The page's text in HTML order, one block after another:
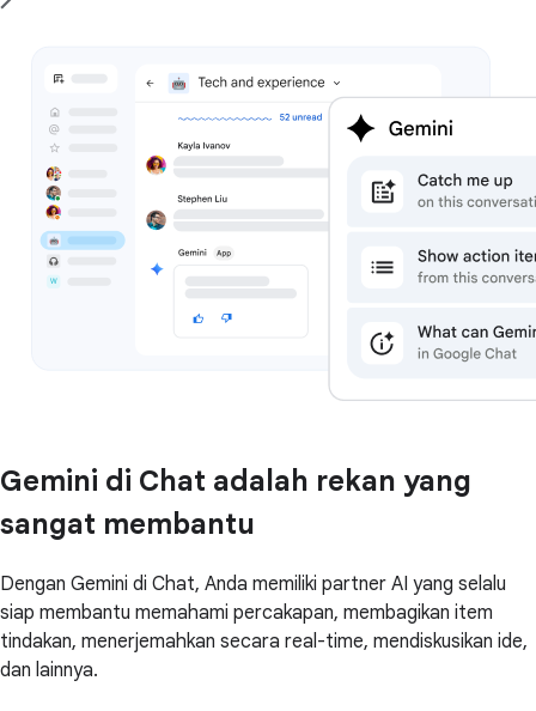
Gemini di Chat adalah rekan yang
sangat membantu
Dengan Gemini di Chat, Anda memiliki partner AI yang selalu
siap membantu memahami percakapan, membagikan item
tindakan, menerjemahkan secara real-time, mendiskusikan ide,
dan lainnya.